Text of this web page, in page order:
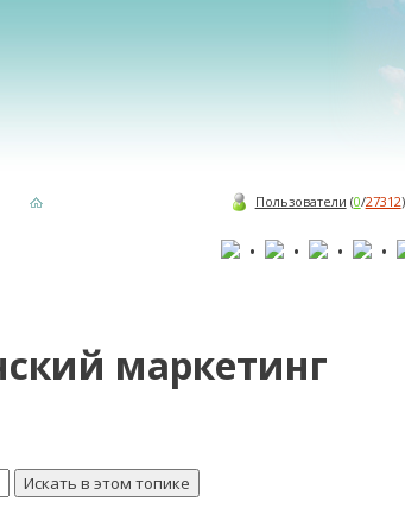
Пользователи (0/27312)
• • • •
маркетинг